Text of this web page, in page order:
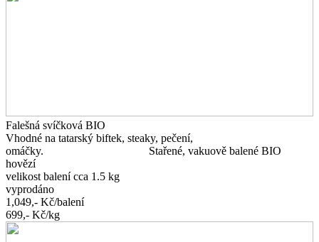
Falešná svíčková BIO
Vhodné na tatarský biftek, steaky, pečení,
omáčky. Stařené, vakuově balené BIO
hovězí
velikost balení cca 1.5 kg
vyprodáno
1,049,- Kč/balení
699,- Kč/kg